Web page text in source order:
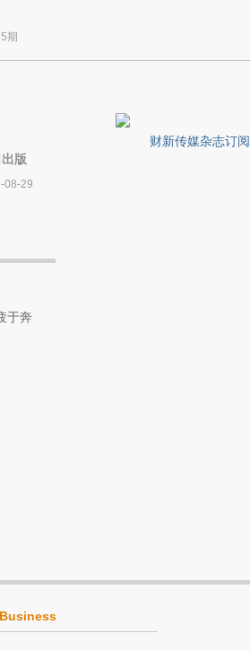
期
版
08-29
于奔
财新传媒杂志订阅
Business